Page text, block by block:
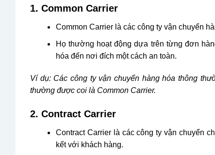
1. Common Carrier
Common Carrier là các công ty vận chuyển
Họ thường hoạt động dựa trên từng đơn
hóa đến nơi đích một cách an toàn.
Ví dụ: Các công ty vận chuyển hàng hóa thông
thường được coi là Common Carrier.
2. Contract Carrier
Contract Carrier là các công ty vận chuyển
kết với khách hàng.